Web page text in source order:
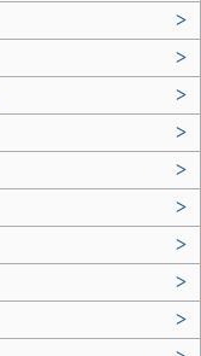
>
>
>
>
>
>
>
>
>